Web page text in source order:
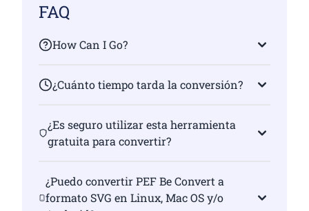
FAQ
How Can I Go?
¿Cuánto tiempo tarda la conversión?
¿Es seguro utilizar esta herramienta
gratuita para convertir?
¿Puedo convertir PEF Be Convert a
formato SVG en Linux, Mac OS y/o